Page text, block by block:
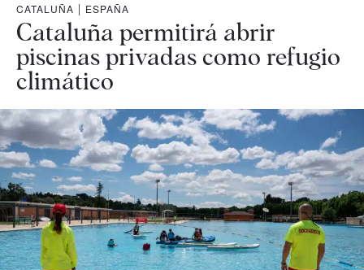
CATALUÑA | ESPAÑA
Cataluña permitirá abrir
piscinas privadas como refugio
climático